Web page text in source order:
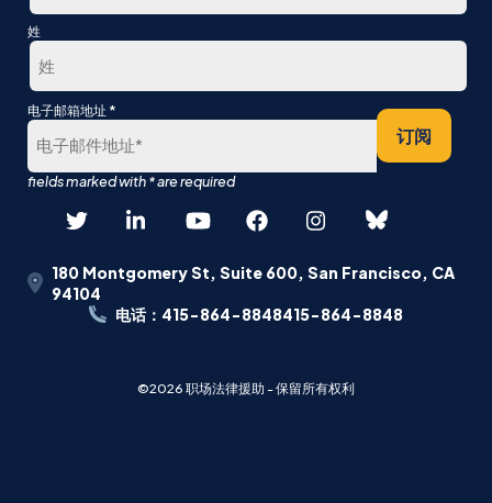
第
一
姓
最
后
电子邮箱地址 *
订阅
180 Montgomery St, Suite 600, San Francisco, CA
94104
电话：415-864-8848415-864-8848
©2026 职场法律援助 - 保留所有权利